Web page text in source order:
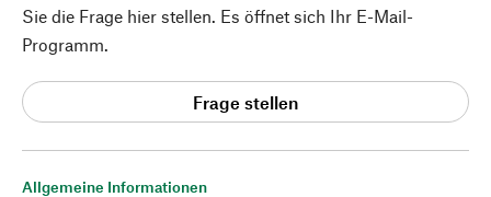
Allgemeine Informationen
Sie die Frage hier stellen. Es öffnet sich Ihr E-Mail-
Programm.
Frage stellen